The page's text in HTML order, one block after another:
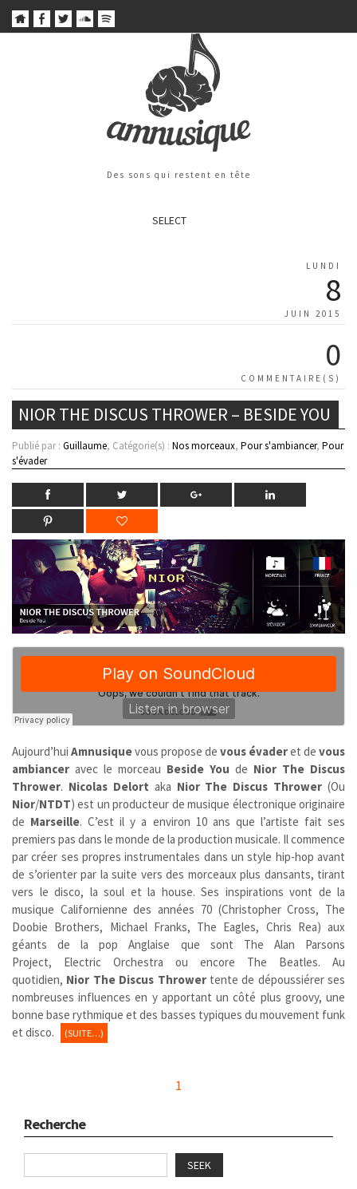
Des sons qui restent en tête
SELECT
LUNDI
8
JUIN 2015
0
COMMENTAIRE(S)
NIOR THE DISCUS THROWER – BESIDE YOU
Publié par : Guillaume, Catégorie(s) : Nos morceaux, Pour s'ambiancer, Pour
s'évader
Aujourd’hui Amnusiquevous propose de vous évaderet de vous
ambiancer avec le morceau Beside You de Nior The Discus
Thrower. Nicolas Delort aka Nior The Discus Thrower (Ou
Nior/NTDT) est un producteur de musique électronique originaire
de Marseille. C’est il y a environ 10 ans que l’artiste fait ses
premiers pas dans le monde de la production musicale. Il commence
par créer ses propres instrumentales dans un style hip-hop avant
de s’orienter par la suite vers des morceaux plus dansants, tirant
vers le disco, la soul et la house. Ses inspirations vont de la
musique Californienne des années 70 (Christopher Cross, The
Doobie Brothers, Michael Franks, The Eagles, Chris Rea) aux
géants de la pop Anglaise que sont The Alan Parsons
Project, Electric Orchestra ou encore The Beatles. Au
quotidien, Nior The Discus Thrower tente de dépoussiérer ses
nombreuses influences en y apportant un côté plus groovy, une
bonne base rythmique et des basses typiques du mouvement funk
et disco.
(SUITE…)
1
Recherche
SEEK